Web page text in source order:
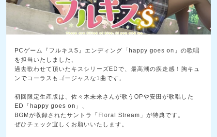
PCゲーム『フルキスS』エンディング「happy goes on」の歌唱
を担当いたしました。
過去歌わせて頂いたキスシリーズEDで、最高潮の疾走感！胸キュ
ンでコーラスもゴージャスな1曲です。
初回限定生産版は、佐々木未来さんが歌うOPや安田が歌唱した
ED「happy goes on」、
BGMが収録されたサントラ「Floral Stream」が特典です。
ぜひチェック宜しくお願いいたします。